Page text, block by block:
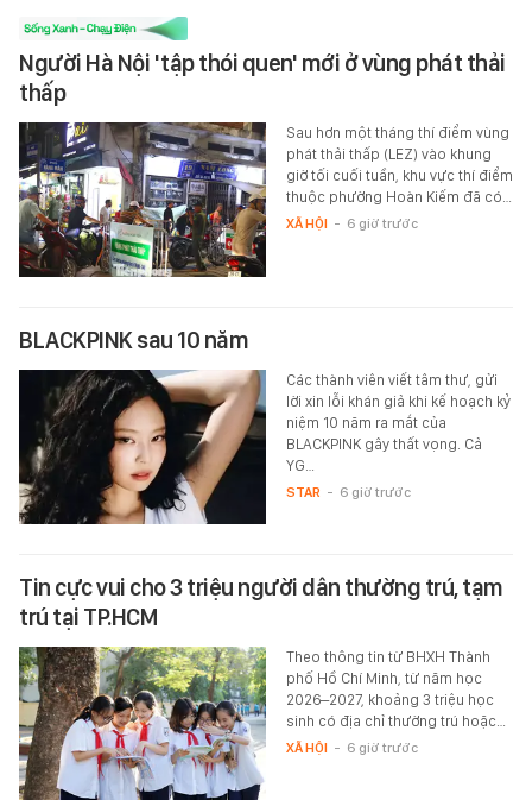
Người Hà Nội 'tập thói quen' mới ở vùng phát thải
thấp
Sau hơn một tháng thí điểm vùng
phát thải thấp (LEZ) vào khung
giờ tối cuối tuần, khu vực thí điểm
thuộc phường Hoàn Kiếm đã có…
XÃ HỘI - 6 giờ trước
BLACKPINK sau 10 năm
Các thành viên viết tâm thư, gửi
lời xin lỗi khán giả khi kế hoạch kỷ
niệm 10 năm ra mắt của
BLACKPINK gây thất vọng. Cả
YG…
STAR - 6 giờ trước
Tin cực vui cho 3 triệu người dân thường trú, tạm
trú tại TP.HCM
Theo thông tin từ BHXH Thành
phố Hồ Chí Minh, từ năm học
2026–2027, khoảng 3 triệu học
sinh có địa chỉ thường trú hoặc…
XÃ HỘI - 6 giờ trước